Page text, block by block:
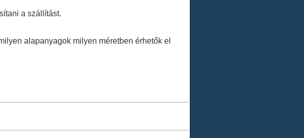
a szállítást.
alapanyagok milyen méretben érhetők el